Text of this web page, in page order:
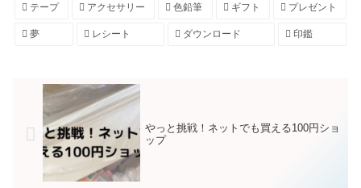
テープ アクセサリー 色鉛筆 ギフト プレゼント
夢 レシート ダウンロード 印鑑
やっと挑戦！ネットでも買える100円ショ
ップ